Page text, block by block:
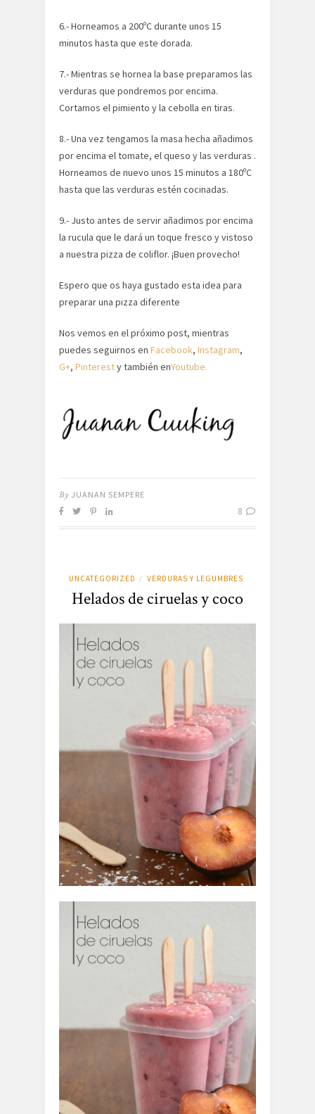
6.- Horneamos a 200ºC durante unos 15
minutos hasta que este dorada.
7.- Mientras se hornea la base preparamos las
verduras que pondremos por encima.
Cortamos el pimiento y la cebolla en tiras.
8.- Una vez tengamos la masa hecha añadimos
por encima el tomate, el queso y las verduras .
Horneamos de nuevo unos 15 minutos a 180ºC
hasta que las verduras estén cocinadas.
9.- Justo antes de servir añadimos por encima
la rucula que le dará un toque fresco y vistoso
a nuestra pizza de coliflor. ¡Buen provecho!
Espero que os haya gustado esta idea para
preparar una pizza diferente
Nos vemos en el próximo post, mientras
puedes seguirnos en Facebook, Instagram,
G+, Pinteresty también enYoutube.
By JUANAN SEMPERE
8
UNCATEGORIZED / VERDURAS Y LEGUMBRES
Helados de ciruelas y coco